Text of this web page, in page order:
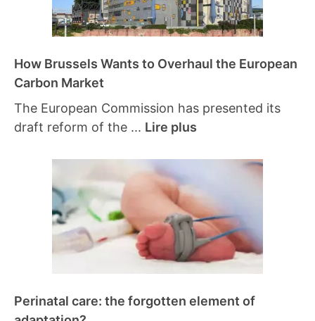
How Brussels Wants to Overhaul the European
Carbon Market
The European Commission has presented its
draft reform of the ... Lire plus
Perinatal care: the forgotten element of